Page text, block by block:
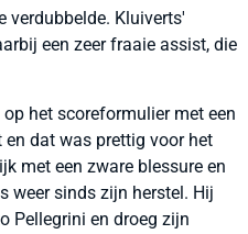
verdubbelde. Kluiverts'
een zeer fraaie assist, die
het scoreformulier met een
dat was prettig voor het
met een zware blessure en
weer sinds zijn herstel. Hij
Pellegrini en droeg zijn